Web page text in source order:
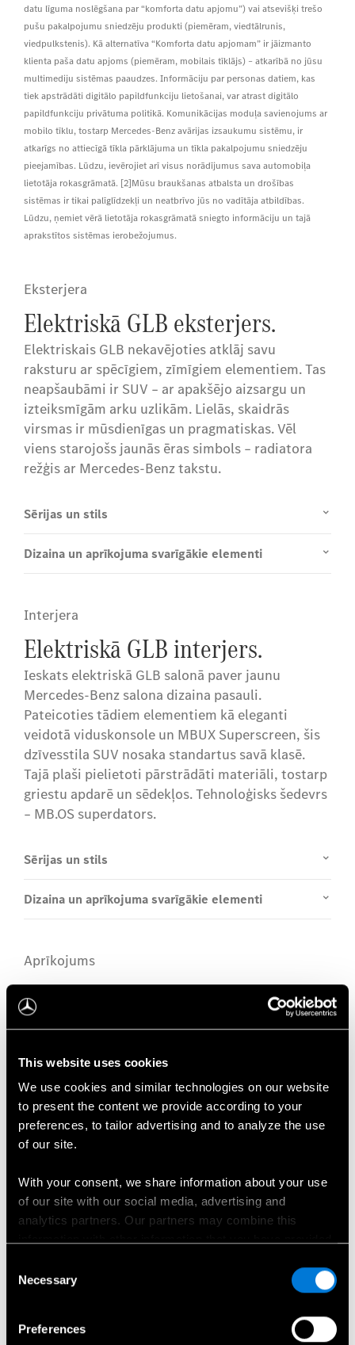
This website uses cookies
We use cookies and similar technologies on our website
to present the content we provide according to your
preferences, to tailor advertising and to analyze the use
of our site.
With your consent, we share information about your use
of our site with our social media, advertising and
analytics partners. Our partners may combine this
their services.
settings displayed in this banner. You can withdraw or
Selection
Necessary
Preferences
datu līguma noslēgšana par “komforta datu apjomu”) vai atsevišķi trešo
pušu pakalpojumu sniedzēju produkti (piemēram, viedtālrunis,
viedpulkstenis). Kā alternatīva “Komforta datu apjomam” ir jāizmanto
klienta paša datu apjoms (piemēram, mobilais tīklājs) – atkarībā no jūsu
multimediju sistēmas paaudzes. Informāciju par personas datiem, kas
tiek apstrādāti digitālo papildfunkciju lietošanai, var atrast digitālo
papildfunkciju privātuma politikā. Komunikācijas moduļa savienojums ar
mobilo tīklu, tostarp Mercedes-Benz avārijas izsaukumu sistēmu, ir
atkarīgs no attiecīgā tīkla pārklājuma un tīkla pakalpojumu sniedzēju
pieejamības. Lūdzu, ievērojiet arī visus norādījumus sava automobiļa
lietotāja rokasgrāmatā. [2]Mūsu braukšanas atbalsta un drošības
sistēmas ir tikai palīglīdzekļi un neatbrīvo jūs no vadītāja atbildības.
Lūdzu, ņemiet vērā lietotāja rokasgrāmatā sniegto informāciju un tajā
aprakstītos sistēmas ierobežojumus.
Eksterjera
Elektriskā GLB eksterjers.
Elektriskais GLB nekavējoties atklāj savu
raksturu ar spēcīgiem, zīmīgiem elementiem. Tas
neapšaubāmi ir SUV – ar apakšējo aizsargu un
izteiksmīgām arku uzlikām. Lielās, skaidrās
virsmas ir mūsdienīgas un pragmatiskas. Vēl
viens starojošs jaunās ēras simbols – radiatora
režģis ar Mercedes-Benz takstu.
Sērijas un stils
Dizaina un aprīkojuma svarīgākie elementi
Interjera
Elektriskā GLB interjers.
Ieskats elektriskā GLB salonā paver jaunu
Mercedes-Benz salona dizaina pasauli.
Pateicoties tādiem elementiem kā eleganti
veidotā viduskonsole un MBUX Superscreen, šis
dzīvesstila SUV nosaka standartus savā klasē.
Tajā plaši pielietoti pārstrādāti materiāli, tostarp
griestu apdarē un sēdekļos. Tehnoloģisks šedevrs
– MB.OS superdators.
Sērijas un stils
Dizaina un aprīkojuma svarīgākie elementi
Aprīkojums
Elektriskā GLB galvenie
aprīkojuma elementi.
Digital Extra: MB.DRIVE
Šī pakotne palīdzēs atrast autostāvvietu
Izklaide